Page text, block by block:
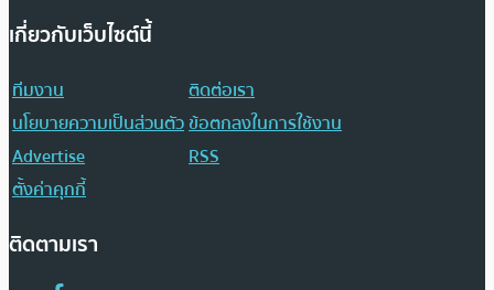
เกี่ยวกับเว็บไซต์นี้
ทีมงาน
ติดต่อเรา
นโยบายความเป็นส่วนตัวข้อตกลงในการใช้งาน
Advertise
RSS
ตั้งค่าคุกกี้
ติดตามเรา